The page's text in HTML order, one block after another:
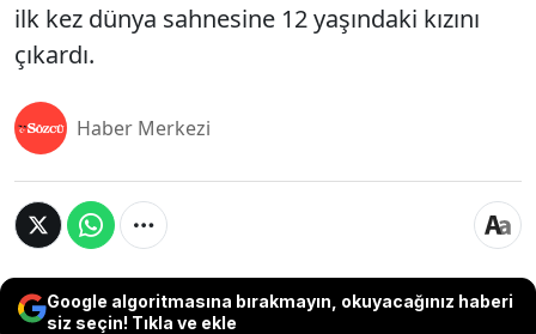
ilk kez dünya sahnesine 12 yaşındaki kızını
çıkardı.
Haber Merkezi
Google algoritmasına bırakmayın, okuyacağınız haberi
siz seçin! Tıkla ve ekle